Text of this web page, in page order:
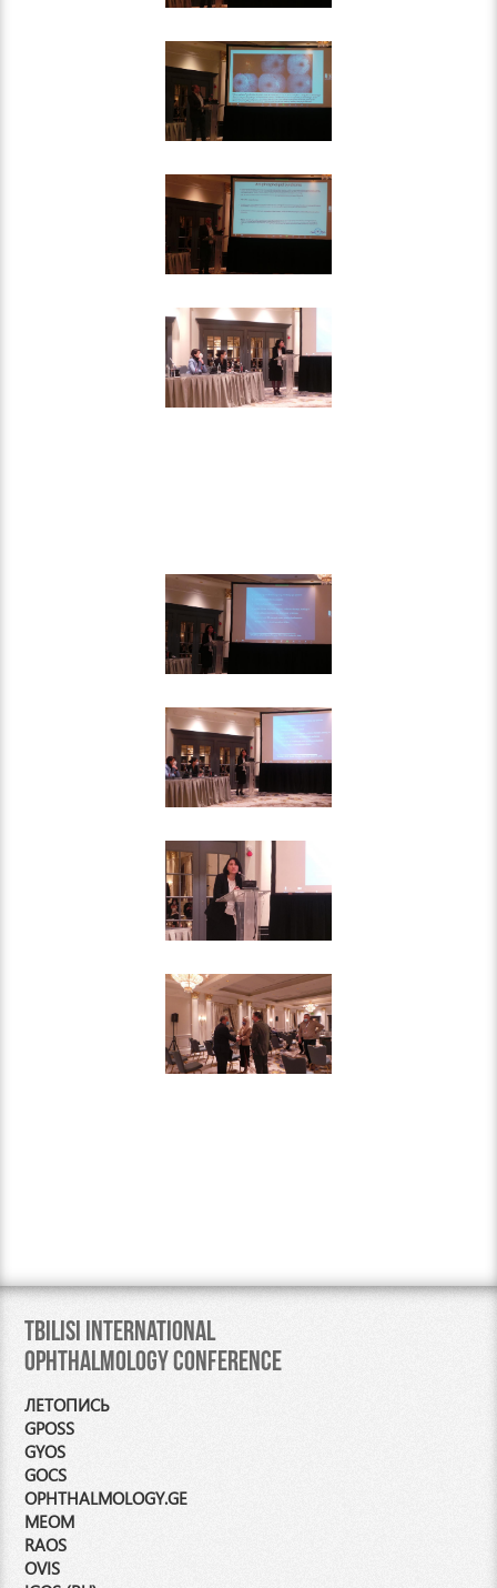
Tbilisi International
Ophthalmology Conference
ЛЕТОПИСЬ
GPOSS
GYOS
GOCS
OPHTHALMOLOGY.GE
MEOM
RAOS
OVIS